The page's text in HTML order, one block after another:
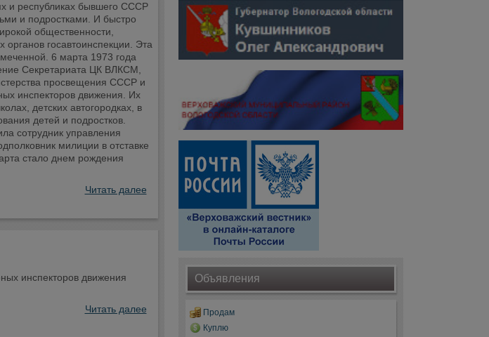
и республиках бывшего СССР
и подростками. И быстро
общественности,
органов госавтоинспекции. Эта
6 марта 1973 года
Секретариата ЦК ВЛКСМ,
просвещения СССР и
инспекторов движения. Их
детских автогородках, в
детей и подростков.
сотрудник управления
милиции в отставке
стало днем рождения
Читать далее
инспекторов движения
Читать далее
Объявления
Продам
Куплю